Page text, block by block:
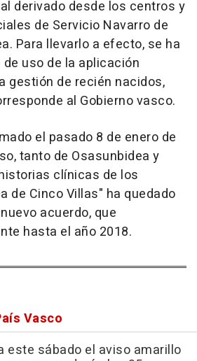
derivado desde los centros y
de Servicio Navarro de
Para llevarlo a efecto, se ha
uso de la aplicación
gestión de recién nacidos,
al Gobierno vasco.
el pasado 8 de enero de
tanto de Osasunbidea y
clínicas de los
de Cinco Villas" ha quedado
acuerdo, que
hasta el año 2018.
Vasco
este sábado el aviso amarillo